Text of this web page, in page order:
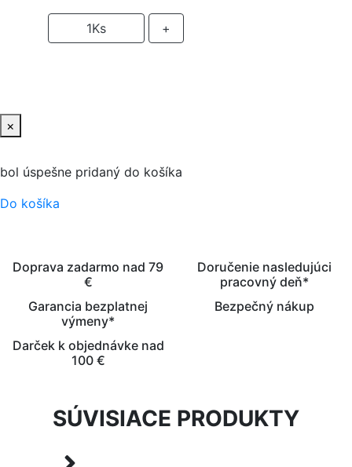
1Ks +
×
bol úspešne pridaný do košíka
Do košíka
Doprava zadarmo nad 79
€
Doručenie nasledujúci
pracovný deň*
Garancia bezplatnej
výmeny*
Bezpečný nákup
Darček k objednávke nad
100 €
SÚVISIACE PRODUKTY